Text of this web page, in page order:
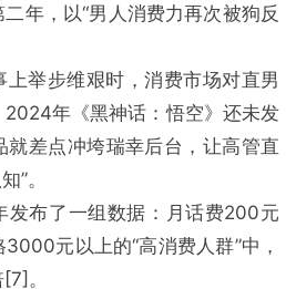
年，以“男人消费力再次被狗反
上举步维艰时，消费市场对直男
年《黑神话：悟空》还未发
就差点冲垮瑞幸后台，让高管直
”。
发布了一组数据：月话费200元
元以上的“高消费人群”中，
。